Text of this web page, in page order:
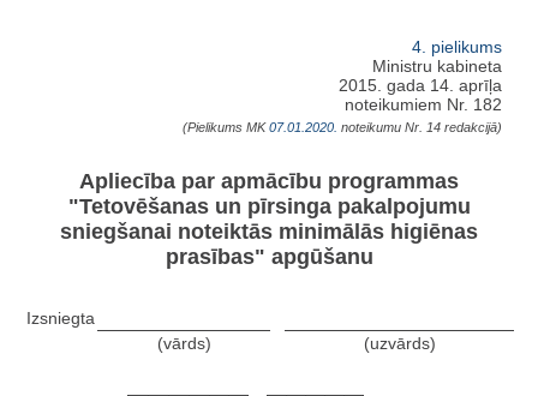
4. pielikums
Ministru kabineta
2015. gada 14. aprīļa
noteikumiem Nr. 182
(Pielikums MK07.01.2020. noteikumu Nr. 14 redakcijā)
Apliecība par apmācību programmas
"Tetovēšanas un pīrsinga pakalpojumu
sniegšanai noteiktās minimālās higiēnas
prasības" apgūšanu
Izsniegta
(vārds)
(uzvārds)